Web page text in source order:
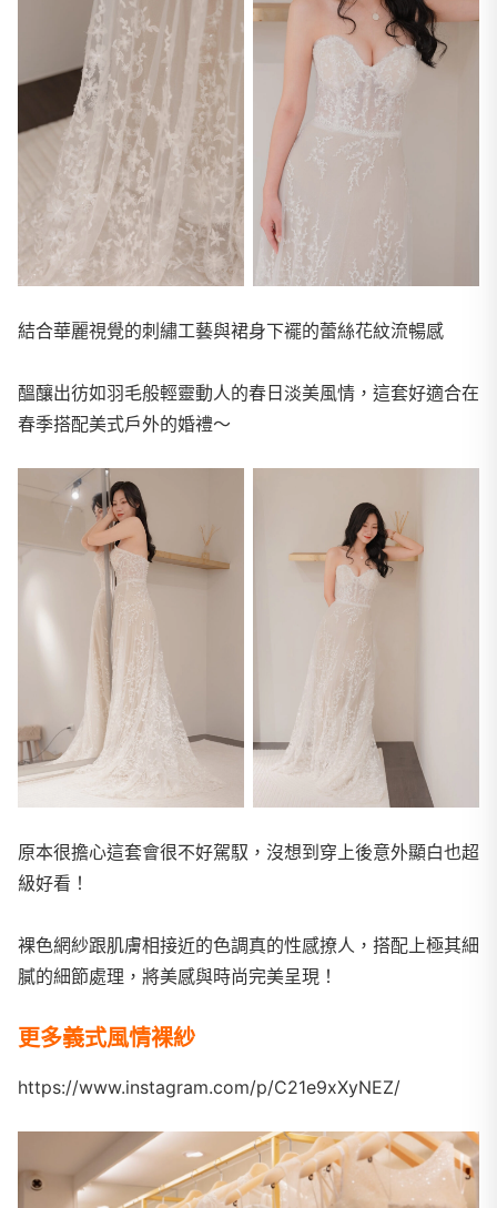
結合華麗視覺的刺繡工藝與裙身下襬的蕾絲花紋流暢感
醞釀出彷如羽毛般輕靈動人的春日淡美風情，這套好適合在
春季搭配美式戶外的婚禮～
原本很擔心這套會很不好駕馭，沒想到穿上後意外顯白也超
級好看！
裸色網紗跟肌膚相接近的色調真的性感撩人，搭配上極其細
膩的細節處理，將美感與時尚完美呈現！
更多義式風情裸紗
https://www.instagram.com/p/C21e9xXyNEZ/